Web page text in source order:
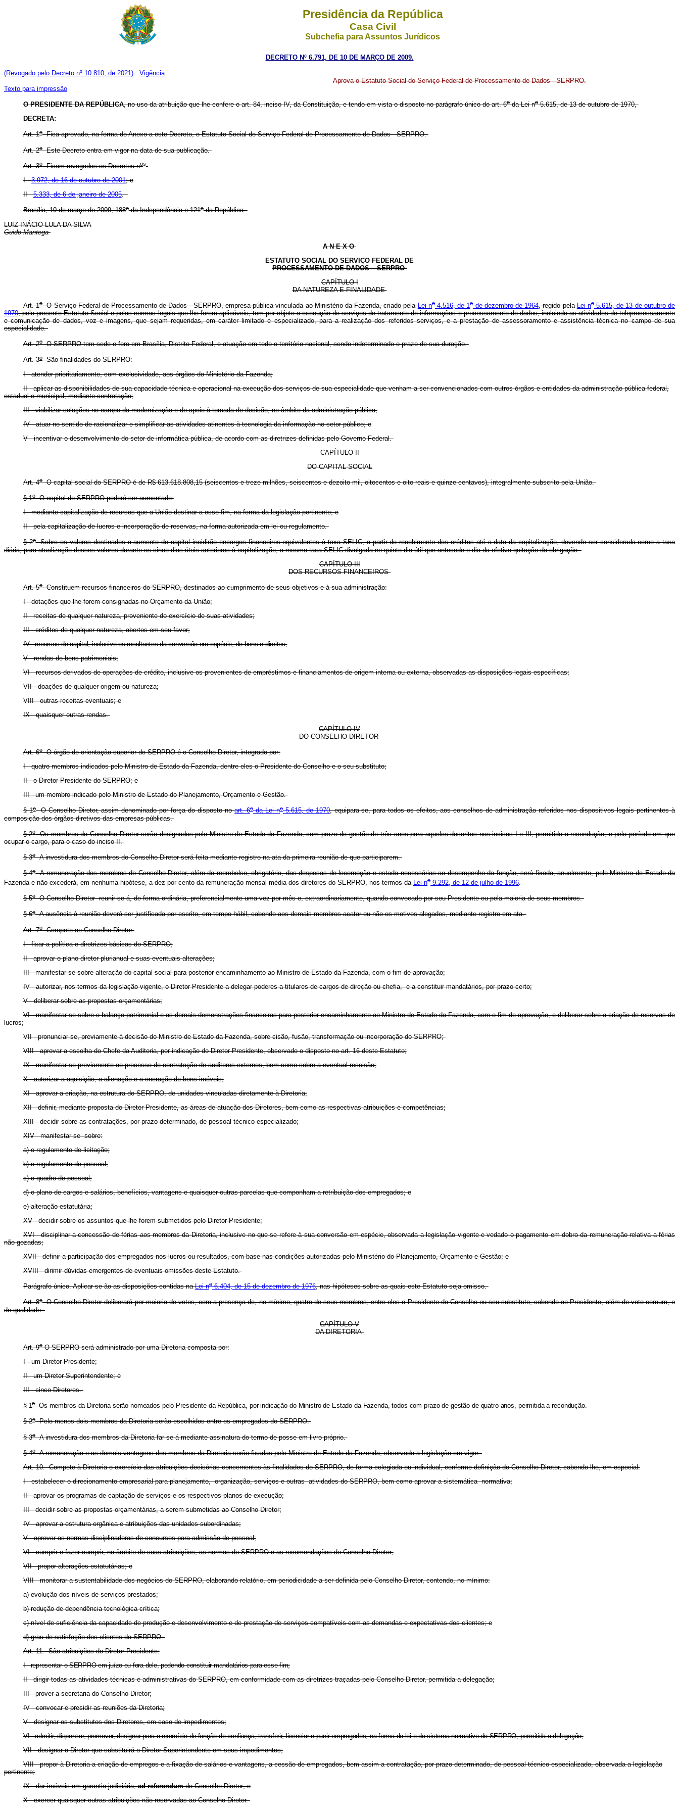
Presidência da República
Casa Civil
Subchefia para Assuntos Jurídicos
DECRETO Nº 6.791, DE 10 DE MARÇO DE 2009.
(Revogado pelo Decreto nº 10.810, de 2021) Vigência
Texto para impressão
Aprova o Estatuto Social do Serviço Federal de Processamento de Dados - SERPRO.
O PRESIDENTE DA REPÚBLICA, no uso da atribuição que lhe confere o art. 84, inciso IV, da Constituição, e tendo em vista o disposto no parágrafo único do art. 6oda Lei no5.615, de 13 de outubro de 1970,
DECRETA:
Art. 1oFica aprovado, na forma do Anexo a este Decreto, o Estatuto Social do Serviço Federal de Processamento de Dados - SERPRO.
Art. 2oEste Decreto entra em vigor na data de sua publicação.
Art. 3oFicam revogados os Decretos nos:
I -3.972, de 16 de outubro de 2001; e
II -5.333, de 6 de janeiro de 2005.
Brasília, 10 de março de 2009; 188oda Independência e 121oda República.
LUIZ INÁCIO LULA DA SILVA
Guido Mantega
A N E X O
ESTATUTO SOCIAL DO SERVIÇO FEDERAL DE
PROCESSAMENTO DE DADOS – SERPRO
CAPÍTULO I
DA NATUREZA E FINALIDADE
Art. 1oO Serviço Federal de Processamento de Dados - SERPRO, empresa pública vinculada ao Ministério da Fazenda, criado pelaLei no4.516, de 1ode dezembro de 1964, regido pelaLei no5.615, de 13 de outubro de
1970, pelo presente Estatuto Social e pelas normas legais que lhe forem aplicáveis, tem por objeto a execução de serviços de tratamento de informações e processamento de dados, incluindo as atividades de teleprocessamento
e comunicação de dados, voz e imagens, que sejam requeridas, em caráter limitado e especializado, para a realização dos referidos serviços, e a prestação de assessoramento e assistência técnica no campo de sua
especialidade.
Art. 2oO SERPRO tem sede e foro em Brasília, Distrito Federal, e atuação em todo o território nacional, sendo indeterminado o prazo de sua duração.
Art. 3oSão finalidades do SERPRO:
I - atender prioritariamente, com exclusividade, aos órgãos do Ministério da Fazenda;
II - aplicar as disponibilidades de sua capacidade técnica e operacional na execução dos serviços de sua especialidade que venham a ser convencionados com outros órgãos e entidades da administração pública federal,
estadual e municipal, mediante contratação;
III - viabilizar soluções no campo da modernização e do apoio à tomada de decisão, no âmbito da administração pública;
IV - atuar no sentido de racionalizar e simplificar as atividades atinentes à tecnologia da informação no setor público; e
V - incentivar o desenvolvimento do setor de informática pública, de acordo com as diretrizes definidas pelo Governo Federal.
CAPÍTULO II
DO CAPITAL SOCIAL
Art. 4oO capital social do SERPRO é de R$ 613.618.808,15 (seiscentos e treze milhões, seiscentos e dezoito mil, oitocentos e oito reais e quinze centavos), integralmente subscrito pela União.
§ 1oO capital do SERPRO poderá ser aumentado:
I - mediante capitalização de recursos que a União destinar a esse fim, na forma da legislação pertinente; e
II - pela capitalização de lucros e incorporação de reservas, na forma autorizada em lei ou regulamento.
§ 2oSobre os valores destinados a aumento de capital incidirão encargos financeiros equivalentes à taxa SELIC, a partir do recebimento dos créditos até a data da capitalização, devendo ser considerada como a taxa
diária, para atualização desses valores durante os cinco dias úteis anteriores à capitalização, a mesma taxa SELIC divulgada no quinto dia útil que antecede o dia da efetiva quitação da obrigação.
CAPÍTULO III
DOS RECURSOS FINANCEIROS
Art. 5oConstituem recursos financeiros do SERPRO, destinados ao cumprimento de seus objetivos e à sua administração:
I - dotações que lhe forem consignadas no Orçamento da União;
II - receitas de qualquer natureza, proveniente do exercício de suas atividades;
III - créditos de qualquer natureza, abertos em seu favor;
IV - recursos de capital, inclusive os resultantes da conversão em espécie, de bens e direitos;
V - rendas de bens patrimoniais;
VI - recursos derivados de operações de crédito, inclusive os provenientes de empréstimos e financiamentos de origem interna ou externa, observadas as disposições legais específicas;
VII - doações de qualquer origem ou natureza;
VIII - outras receitas eventuais; e
IX - quaisquer outras rendas.
CAPÍTULO IV
DO CONSELHO DIRETOR
Art. 6oO órgão de orientação superior do SERPRO é o Conselho Diretor, integrado por:
I - quatro membros indicados pelo Ministro de Estado da Fazenda, dentre eles o Presidente do Conselho e o seu substituto;
II - o Diretor-Presidente do SERPRO; e
III - um membro indicado pelo Ministro de Estado do Planejamento, Orçamento e Gestão.
§ 1oO Conselho Diretor, assim denominado por força do disposto noart. 6oda Lei no5.615, de 1970, equipara-se, para todos os efeitos, aos conselhos de administração referidos nos dispositivos legais pertinentes à
composição dos órgãos diretivos das empresas públicas.
§ 2oOs membros do Conselho Diretor serão designados pelo Ministro de Estado da Fazenda, com prazo de gestão de três anos para aqueles descritos nos incisos I e III, permitida a recondução, e pelo período em que
ocupar o cargo, para o caso do inciso II.
§ 3oA investidura dos membros do Conselho Diretor será feita mediante registro na ata da primeira reunião de que participarem.
§ 4oA remuneração dos membros do Conselho Diretor, além do reembolso, obrigatório, das despesas de locomoção e estada necessárias ao desempenho da função, será fixada, anualmente, pelo Ministro de Estado da
Fazenda e não excederá, em nenhuma hipótese, a dez por cento da remuneração mensal média dos diretores do SERPRO, nos termos daLei no9.292, de 12 de julho de 1996.
§ 5o O Conselho Diretor reunir-se-á, de forma ordinária, preferencialmente uma vez por mês e, extraordinariamente, quando convocado por seu Presidente ou pela maioria de seus membros.
§ 6oA ausência à reunião deverá ser justificada por escrito, em tempo hábil, cabendo aos demais membros acatar ou não os motivos alegados, mediante registro em ata.
Art. 7oCompete ao Conselho Diretor:
I - fixar a política e diretrizes básicas do SERPRO;
II - aprovar o plano diretor plurianual e suas eventuais alterações;
III - manifestar-se sobre alteração do capital social para posterior encaminhamento ao Ministro de Estado da Fazenda, com o fim de aprovação;
IV - autorizar, nos termos da legislação vigente, o Diretor-Presidente a delegar poderes a titulares de cargos de direção ou chefia, e a constituir mandatários, por prazo certo;
V - deliberar sobre as propostas orçamentárias;
VI - manifestar-se sobre o balanço patrimonial e as demais demonstrações financeiras para posterior encaminhamento ao Ministro de Estado da Fazenda, com o fim de aprovação, e deliberar sobre a criação de reservas de
lucros;
VII - pronunciar-se, previamente à decisão do Ministro de Estado da Fazenda, sobre cisão, fusão, transformação ou incorporação do SERPRO;
VIII - aprovar a escolha do Chefe da Auditoria, por indicação do Diretor-Presidente, observado o disposto no art. 16 deste Estatuto;
IX - manifestar-se previamente ao processo de contratação de auditores externos, bem como sobre a eventual rescisão;
X - autorizar a aquisição, a alienação e a oneração de bens imóveis;
XI - aprovar a criação, na estrutura do SERPRO, de unidades vinculadas diretamente à Diretoria;
XII - definir, mediante proposta do Diretor-Presidente, as áreas de atuação dos Diretores, bem como as respectivas atribuições e competências;
XIII - decidir sobre as contratações, por prazo determinado, de pessoal técnico especializado;
XIV - manifestar-se sobre:
a) o regulamento de licitação;
b) o regulamento de pessoal;
c) o quadro de pessoal;
d) o plano de cargos e salários, benefícios, vantagens e quaisquer outras parcelas que componham a retribuição dos empregados; e
e) alteração estatutária;
XV - decidir sobre os assuntos que lhe forem submetidos pelo Diretor-Presidente;
XVI - disciplinar a concessão de férias aos membros da Diretoria, inclusive no que se refere à sua conversão em espécie, observada a legislação vigente e vedado o pagamento em dobro da remuneração relativa a férias
não gozadas;
XVII - definir a participação dos empregados nos lucros ou resultados, com base nas condições autorizadas pelo Ministério do Planejamento, Orçamento e Gestão; e
XVIII - dirimir dúvidas emergentes de eventuais omissões deste Estatuto.
Parágrafo único. Aplicar-se-ão as disposições contidas naLei no6.404, de 15 de dezembro de 1976, nas hipóteses sobre as quais este Estatuto seja omisso.
Art. 8oO Conselho Diretor deliberará por maioria de votos, com a presença de, no mínimo, quatro de seus membros, entre eles o Presidente do Conselho ou seu substituto, cabendo ao Presidente, além de voto comum, o
de qualidade.
CAPÍTULO V
DA DIRETORIA
Art. 9oO SERPRO será administrado por uma Diretoria composta por:
I - um Diretor-Presidente;
II - um Diretor-Superintendente; e
III - cinco Diretores.
§ 1oOs membros da Diretoria serão nomeados pelo Presidente da República, por indicação do Ministro de Estado da Fazenda, todos com prazo de gestão de quatro anos, permitida a recondução.
§ 2oPelo menos dois membros da Diretoria serão escolhidos entre os empregados do SERPRO.
§ 3oA investidura dos membros da Diretoria far-se-á mediante assinatura do termo de posse em livro próprio.
§ 4oA remuneração e as demais vantagens dos membros da Diretoria serão fixadas pelo Ministro de Estado da Fazenda, observada a legislação em vigor.
Art. 10. Compete à Diretoria o exercício das atribuições decisórias concernentes às finalidades do SERPRO, de forma colegiada ou individual, conforme definição do Conselho Diretor, cabendo-lhe, em especial:
I - estabelecer o direcionamento empresarial para planejamento, organização, serviços e outras atividades do SERPRO, bem como aprovar a sistemática normativa;
II - aprovar os programas de captação de serviços e os respectivos planos de execução;
III - decidir sobre as propostas orçamentárias, a serem submetidas ao Conselho Diretor;
IV - aprovar a estrutura orgânica e atribuições das unidades subordinadas;
V - aprovar as normas disciplinadoras de concursos para admissão de pessoal;
VI - cumprir e fazer cumprir, no âmbito de suas atribuições, as normas do SERPRO e as recomendações do Conselho Diretor;
VII - propor alterações estatutárias; e
VIII - monitorar a sustentabilidade dos negócios do SERPRO, elaborando relatório, em periodicidade a ser definida pelo Conselho Diretor, contendo, no mínimo:
a) evolução dos níveis de serviços prestados;
b) redução de dependência tecnológica crítica;
c) nível de suficiência da capacidade de produção e desenvolvimento e de prestação de serviços compatíveis com as demandas e expectativas dos clientes; e
d) grau de satisfação dos clientes do SERPRO.
Art. 11. São atribuições do Diretor-Presidente:
I - representar o SERPRO em juízo ou fora dele, podendo constituir mandatários para esse fim;
II - dirigir todas as atividades técnicas e administrativas do SERPRO, em conformidade com as diretrizes traçadas pelo Conselho Diretor, permitida a delegação;
III - prover a secretaria do Conselho Diretor;
IV - convocar e presidir as reuniões da Diretoria;
V - designar os substitutos dos Diretores, em caso de impedimentos;
VI - admitir, dispensar, promover, designar para o exercício de função de confiança, transferir, licenciar e punir empregados, na forma da lei e do sistema normativo do SERPRO, permitida a delegação;
VII - designar o Diretor que substituirá o Diretor-Superintendente em seus impedimentos;
VIII - propor à Diretoria a criação de empregos e a fixação de salários e vantagens, a cessão de empregados, bem assim a contratação, por prazo determinado, de pessoal técnico especializado, observada a legislação
pertinente;
IX - dar imóveis em garantia judiciária,ad referendumdo Conselho Diretor; e
X - exercer quaisquer outras atribuições não reservadas ao Conselho Diretor.